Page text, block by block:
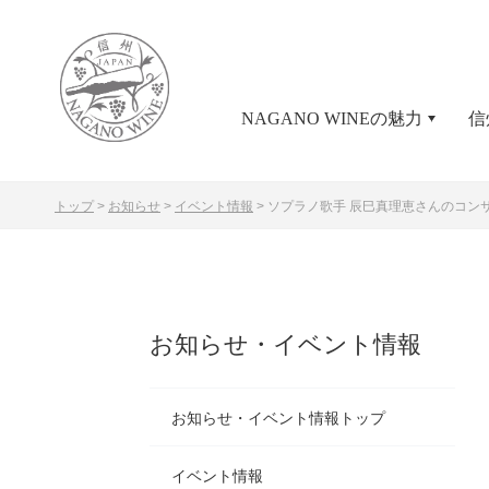
NAGANO WINEの魅力 信
トップ > お知らせ > イベント情報 > ソプラノ歌手 辰巳真理恵さんのコン
お知らせ・イベント情報
お知らせ・イベント情報トップ
イベント情報